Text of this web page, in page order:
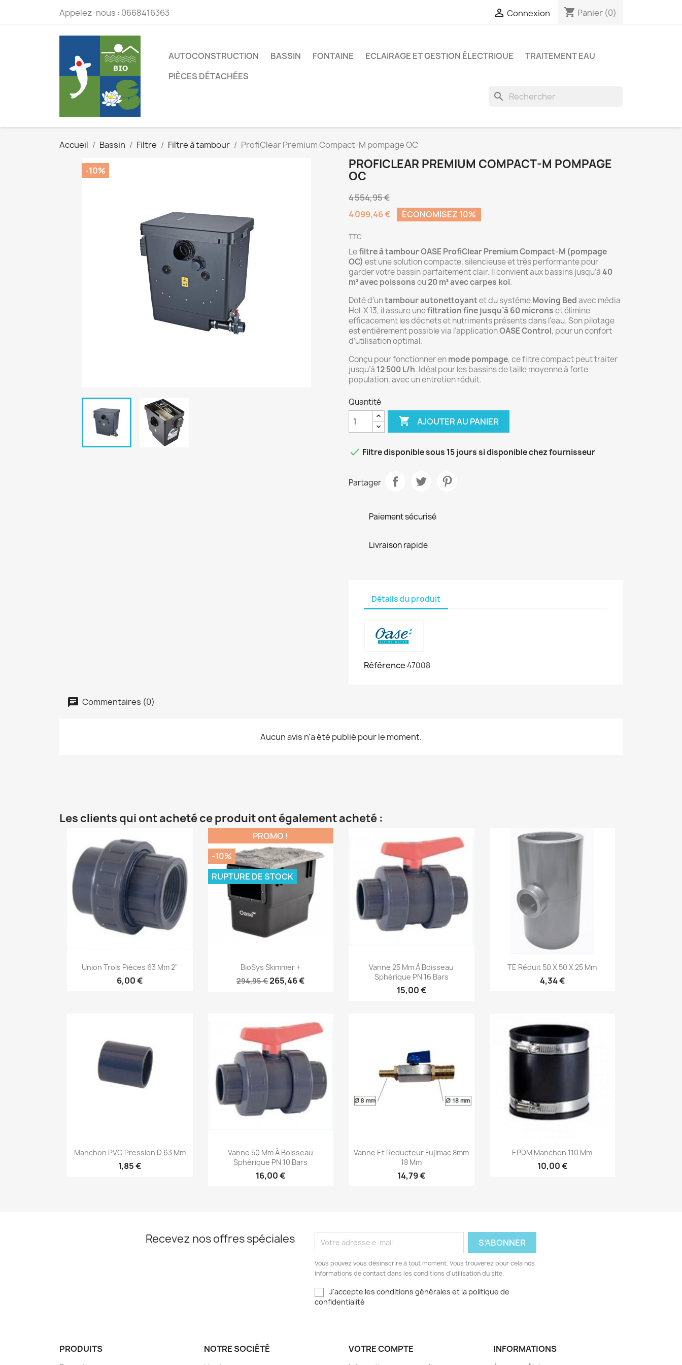
Appelez-nous : 0668416363  Connexion shopping_cart Panier (0)
AUTOCONSTRUCTION BASSIN FONTAINE ECLAIRAGE ET GESTION ÉLECTRIQUE
TRAITEMENT EAU
PIÈCES DÉTACHÉES
search
Accueil Bassin Filtre Filtre à tambour ProfiClear Premium Compact-M pompage OC
-10%
PROFICLEAR PREMIUM COMPACT-M POMPAGE
OC
4 554,95 €
4 099,46 €
ÉCONOMISEZ 10%
TTC
Lefiltre à tambour OASE ProfiClear Premium Compact-M (pompage
OC) est une solution compacte, silencieuse et très performante pour
garder votre bassin parfaitement clair. Il convient aux bassins jusqu’à40
m³ avec poissonsou20 m³ avec carpes koï.
Doté d’untambour autonettoyantet du systèmeMoving Bedavec média
Hel-X 13, il assure unefiltration fine jusqu’à 60 micronset élimine
efficacement les déchets et nutriments présents dans l’eau. Son pilotage
est entièrement possible via l’applicationOASE Control, pour un confort
d’utilisation optimal.
Conçu pour fonctionner enmode pompage, ce filtre compact peut traiter
jusqu’à 12 500 L/h. Idéal pour les bassins de taille moyenne à forte
population, avec un entretien réduit.
Quantité
 AJOUTER AU PANIER
 Filtre disponible sous 15 jours si disponible chez fournisseur
Partager
Paiement sécurisé
Livraison rapide
Détails du produit
Référence47008
Commentaires (0)
Aucun avis n'a été publié pour le moment.
Les clients qui ont acheté ce produit ont également acheté :
Aperçu rapide
Union Trois Pièces 63 Mm 2"
6,00 €
Aperçu rapide
BioSys Skimmer +
294,95 €265,46 €
PROMO !
-10%
RUPTURE DE STOCK
Aperçu rapide
Vanne 25 Mm À Boisseau
Sphérique PN 16 Bars
15,00 €
Aperçu rapide
TE Réduit 50 X 50 X 25 Mm
4,34 €
 Aperçu rapide
Manchon PVC Pression D 63 Mm
1,85 €
Aperçu rapide
Vanne 50 Mm À Boisseau
Sphérique PN 10 Bars
16,00 €
Aperçu rapide
Vanne Et Reducteur Fujimac 8mm
18 Mm
14,79 €
Aperçu rapide
EPDM Manchon 110 Mm
10,00 €
Recevez nos offres spéciales
Vous pouvez vous désinscrire à tout moment. Vous trouverez pour cela nos
informations de contact dans les conditions d'utilisation du site.
J'accepte les conditions générales et la politique de
confidentialité
PRODUITS NOTRE SOCIÉTÉ VOTRE COMPTE INFORMATIONS